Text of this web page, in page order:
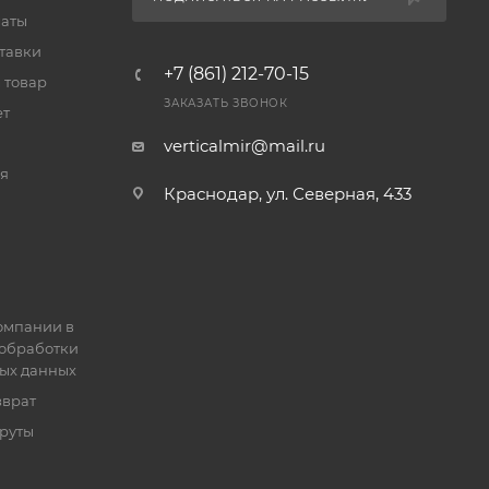
товар
в
данных
+7 (861) 212-70-15
ЗАКАЗАТЬ ЗВОНОК
verticalmir@mail.ru
Краснодар, ул. Северная, 433